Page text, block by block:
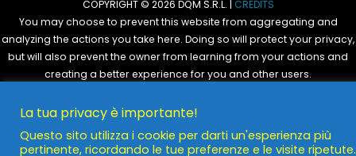
COPYRIGHT © 2026 DQM S.R.L. | CREDITS
You may choose to prevent this website from aggregating and
analyzing the actions you take here. Doing so will protect your privacy,
but will also prevent the owner from learning from your actions and
creating a better experience for you and other users.
You are not opted out. Uncheck this box to opt-out.
POWERED BYDQM S.R.L.
La tua privacy è importante!
Questo sito utilizza i cookie per darti un'esperienza più
pertinente, ricordando le tue preferenze e le visite ripetute.